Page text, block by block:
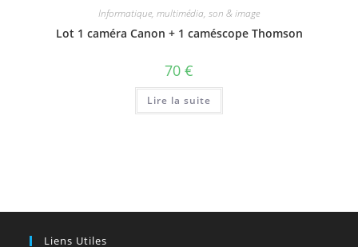
Informatique, multimédia, son & image
Lot 1 caméra Canon + 1 caméscope Thomson
70 €
Lire la suite
Liens Utiles